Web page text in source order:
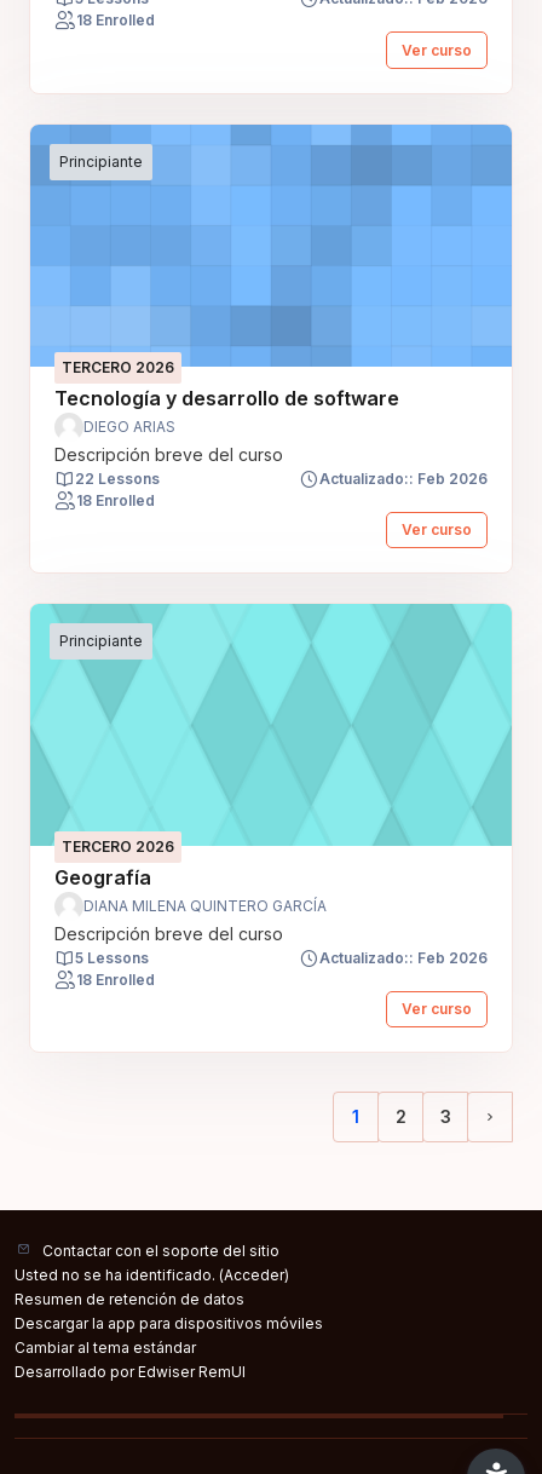
18 Enrolled
Ver curso
Principiante
TERCERO 2026
Tecnología y desarrollo de software
DIEGO ARIAS
Descripción breve del curso
22 Lessons
Actualizado:: Feb 2026
18 Enrolled
Ver curso
Principiante
TERCERO 2026
Geografía
DIANA MILENA QUINTERO GARCÍA
Descripción breve del curso
5 Lessons
Actualizado:: Feb 2026
18 Enrolled
Ver curso
1
(current)
2 3
Contactar con el soporte del sitio
Usted no se ha identificado. (Acceder)
Resumen de retención de datos
Descargar la app para dispositivos móviles
Cambiar al tema estándar
Desarrollado por Edwiser RemUI